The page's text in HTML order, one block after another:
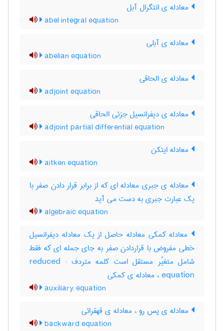
معادله ی انتگرال آبل
abel integral equation
معادله ی آبلی
abelian equation
معادله ی الحاقی
adjoint equation
معادله ی دیفرانسیل جزئی الحاقی
adjoint partial differential equation
معادله ایتکن
aitken equation
معادله ی جبری معادله ای که از برابر قرار دادن صفر با
یک عبارت جبری به دست می آید
algebraic equation
معادله کمکی معادله حاصل از یک معادله دیفرانسیل
خطی مفروض با قراردادن صفر به جای جمله ای که فقط
شامل متغیّر مستقل است کلمه متردف : reduced
equation ، معادله ی کمکی
auxiliary equation
معادله ی پس رو ، معادله ی قهقرائی
backward equation